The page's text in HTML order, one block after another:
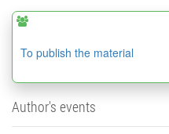
To publish the material
Author's events